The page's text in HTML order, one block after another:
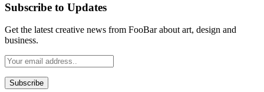
Subscribe to Updates
Get the latest creative news from FooBar about art, design and
business.